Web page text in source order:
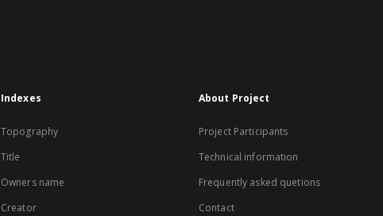
Indexes
Topography
Title
Owners name
Creator
About Project
Project Participants
Technical information
Frequently asked quetions
Contact